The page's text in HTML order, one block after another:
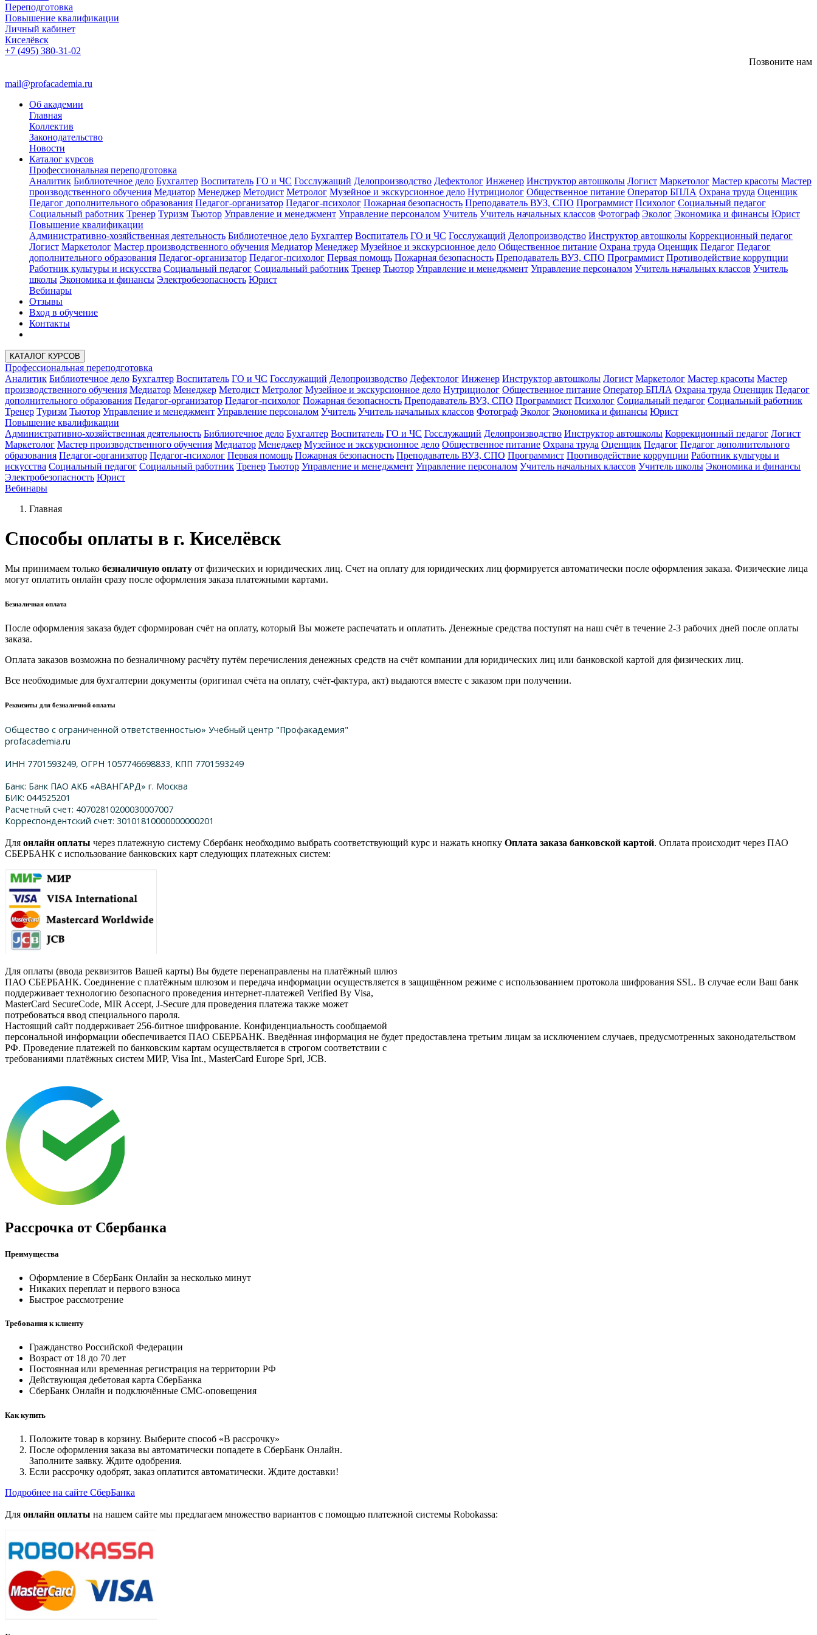
Переподготовка
Повышение квалификации
Личный кабинет
Киселёвск
+7 (495) 380-31-02
Позвоните нам
mail@profacademia.ru
Об академии
Главная
Коллектив
Законодательство
Новости
Каталог курсов
Профессиональная переподготовка
Аналитик Библиотечное дело Бухгалтер Воспитатель ГО и ЧС Госслужащий Делопроизводство Дефектолог Инженер Инструктор автошколы Логист Маркетолог Мастер красоты Мастер
производственного обучения Медиатор Менеджер Методист Метролог Музейное и экскурсионное дело Нутрициолог Общественное питание Оператор БПЛА Охрана труда Оценщик
Педагог дополнительного образования Педагог-организатор Педагог-психолог Пожарная безопасность Преподаватель ВУЗ, СПО Программист Психолог Социальный педагог
Социальный работник Тренер Туризм Тьютор Управление и менеджмент Управление персоналом Учитель Учитель начальных классов Фотограф Эколог Экономика и финансы Юрист
Повышение квалификации
Административно-хозяйственная деятельность Библиотечное дело Бухгалтер Воспитатель ГО и ЧС Госслужащий Делопроизводство Инструктор автошколы Коррекционный педагог
Логист Маркетолог Мастер производственного обучения Медиатор Менеджер Музейное и экскурсионное дело Общественное питание Охрана труда Оценщик Педагог Педагог
дополнительного образования Педагог-организатор Педагог-психолог Первая помощь Пожарная безопасность Преподаватель ВУЗ, СПО Программист Противодействие коррупции
Работник культуры и искусства Социальный педагог Социальный работник Тренер Тьютор Управление и менеджмент Управление персоналом Учитель начальных классов Учитель
школы Экономика и финансы Электробезопасность Юрист
Вебинары
Отзывы
Вход в обучение
Контакты
КАТАЛОГ КУРСОВ
Профессиональная переподготовка
Аналитик Библиотечное дело Бухгалтер Воспитатель ГО и ЧС Госслужащий Делопроизводство Дефектолог Инженер Инструктор автошколы Логист Маркетолог Мастер красоты Мастер
производственного обучения Медиатор Менеджер Методист Метролог Музейное и экскурсионное дело Нутрициолог Общественное питание Оператор БПЛА Охрана труда Оценщик Педагог
дополнительного образования Педагог-организатор Педагог-психолог Пожарная безопасность Преподаватель ВУЗ, СПО Программист Психолог Социальный педагог Социальный работник
Тренер Туризм Тьютор Управление и менеджмент Управление персоналом Учитель Учитель начальных классов Фотограф Эколог Экономика и финансы Юрист
Повышение квалификации
Административно-хозяйственная деятельность Библиотечное дело Бухгалтер Воспитатель ГО и ЧС Госслужащий Делопроизводство Инструктор автошколы Коррекционный педагог Логист
Маркетолог Мастер производственного обучения Медиатор Менеджер Музейное и экскурсионное дело Общественное питание Охрана труда Оценщик Педагог Педагог дополнительного
образования Педагог-организатор Педагог-психолог Первая помощь Пожарная безопасность Преподаватель ВУЗ, СПО Программист Противодействие коррупции Работник культуры и
искусства Социальный педагог Социальный работник Тренер Тьютор Управление и менеджмент Управление персоналом Учитель начальных классов Учитель школы Экономика и финансы
Электробезопасность Юрист
Вебинары
Главная
Способы оплаты в г. Киселёвск
Мы принимаем только безналичную оплату от физических и юридических лиц. Счет на оплату для юридических лиц формируется автоматически после оформления заказа. Физические лица
могут оплатить онлайн сразу после оформления заказа платежными картами.
Безналичная оплата
После оформления заказа будет сформирован счёт на оплату, который Вы можете распечатать и оплатить. Денежные средства поступят на наш счёт в течение 2-3 рабочих дней после оплаты
заказа.
Оплата заказов возможна по безналичному расчёту путём перечисления денежных средств на счёт компании для юридических лиц или банковской картой для физических лиц.
Все необходимые для бухгалтерии документы (оригинал счёта на оплату, счёт-фактура, акт) выдаются вместе с заказом при получении.
Реквизиты для безналичной оплаты
Общество с ограниченной ответственностью» Учебный центр "Профакадемия"
profacademia.ru
ИНН 7701593249, ОГРН 1057746698833, КПП 7701593249
Банк: Банк ПАО АКБ «АВАНГАРД» г. Москва
БИК: 044525201
Расчетный счет: 40702810200030007007
Корреспондентский счет: 30101810000000000201
Для онлайн оплаты через платежную систему Сбербанк необходимо выбрать соответствующий курс и нажать кнопку Оплата заказа банковской картой. Оплата происходит через ПАО
СБЕРБАНК с использование банковских карт следующих платежных систем:
Для оплаты (ввода реквизитов Вашей карты) Вы будете перенаправлены на платёжный шлюз
ПАО СБЕРБАНК. Соединение с платёжным шлюзом и передача информации осуществляется в защищённом режиме с использованием протокола шифрования SSL. В случае если Ваш банк
поддерживает технологию безопасного проведения интернет-платежей Verified By Visa,
MasterCard SecureCode, MIR Accept, J-Secure для проведения платежа также может
потребоваться ввод специального пароля.
Настоящий сайт поддерживает 256-битное шифрование. Конфиденциальность сообщаемой
персональной информации обеспечивается ПАО СБЕРБАНК. Введённая информация не будет предоставлена третьим лицам за исключением случаев, предусмотренных законодательством
РФ. Проведение платежей по банковским картам осуществляется в строгом соответствии с
требованиями платёжных систем МИР, Visa Int., MasterCard Europe Sprl, JCB.
Рассрочка от Cбербанка
Преимущества
Оформление в СберБанк Онлайн за несколько минут
Никаких переплат и первого взноса
Быстрое рассмотрение
Требования к клиенту
Гражданство Российской Федерации
Возраст от 18 до 70 лет
Постоянная или временная регистрация на территории РФ
Действующая дебетовая карта СберБанка
СберБанк Онлайн и подключённые СМС-оповещения
Как купить
Положите товар в корзину. Выберите способ «В рассрочку»
После оформления заказа вы автоматически попадете в СберБанк Онлайн.
Заполните заявку. Ждите одобрения.
Если рассрочку одобрят, заказ оплатится автоматически. Ждите доставки!
Подробнее на сайте СберБанка
Для онлайн оплаты на нашем сайте мы предлагаем множество вариантов с помощью платежной системы Robokassa: